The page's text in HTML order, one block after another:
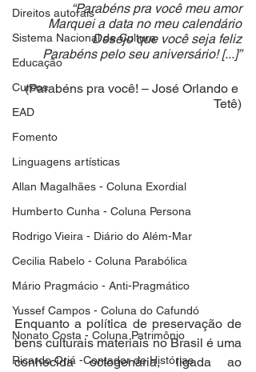
Direitos autorais
Sistema Nacional de Cultura
Educação
Cursos
EAD
Fomento
Linguagens artísticas
Allan Magalhães - Coluna Exordial
Humberto Cunha - Coluna Persona
Rodrigo Vieira - Diário do Além-Mar
Cecilia Rabelo - Coluna Parabólica
Mário Pragmácio - Anti-Pragmático
Yussef Campos - Coluna do Cafundó
Nonato Costa - Coluna Patrimônio
Ricardo Oriá -Contador de Histórias
“Parabéns pra você meu amor
Marquei a data no meu calendário
Desejo que você seja feliz
Parabéns pelo seu aniversário! [...]”
(Parabéns pra você! – José Orlando e
Tetê)
Enquanto a política de preservação de
bens culturais materiais no Brasil é uma
conhecida octogenária, ligada ao